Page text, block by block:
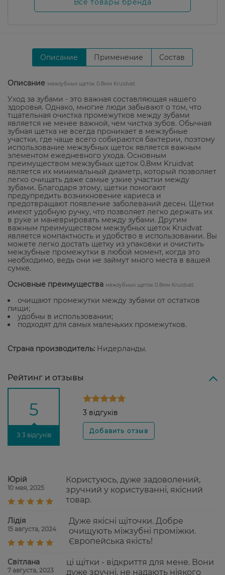
Все товары бренда
Описание Применение Состав
Описание межзубных щеток 0.8мм Kruidvat
Уход за зубами - это важная составляющая нашего
здоровья. Однако, многие люди забывают о том, что
тщательная очистка промежутков между зубами
является не менее важной, чем чистка зубов. Обычная
зубная щетка не всегда проникает в межзубные
участки, где чаще всего собираются бактерии, поэтому
использование межзубных щеток является важным
элементом ежедневного ухода. Основным
преимуществом межзубных щеток 0.8мм Kruidvat
является их минимальный диаметр, который позволяет
легко очищать даже самые узкие участки между
зубами. Благодаря этому, щетки помогают
предупредить возникновение кариеса и
предотвращают появление заболеваний десен. Щетки
имеют удобную ручку, что позволяет легко держать их
в руке и маневрировать между зубами. Другим
важным преимуществом межзубных щеток Kruidvat
является компактность и удобство в использовании. Вы
можете легко достать щетку из упаковки и очистить
межзубные промежутки в любой момент, когда это
необходимо, ведь они не займут много места в вашей
сумке.
Основные преимущества межзубных щеток 0.8мм Kruidvat:
очищают промежутки между зубами от остатков
пищи;
удобны в использовании;
подходят для самых маленьких промежутков.
Страна производитель: Нидерланды.
Рейтинг и отзывы
5
З 3 відгуків
3 відгуків
Юрій
10 мая, 2025
Користуюсь, дуже задоволений,
зручний у користуванні, якісний
товар.
Лідія
15 августа, 2024
Дуже якісні щіточки. Добре
очищують міжзубні проміжки.
Європейська якість!
Світлана
7 августа, 2023
ці щітки - відкриття для мене. Вони
дуже зручні, не надають ніякого